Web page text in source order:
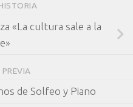
«La cultura sale a la
de Solfeo y Piano